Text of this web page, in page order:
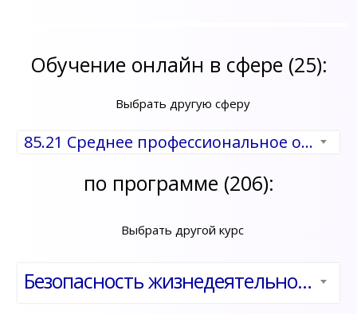
Обучение онлайн в сфере (25):
Выбрать другую сферу
85.21 Среднее профессиональное образование
по программе (206):
Выбрать другой курс
Безопасность жизнедеятельности в организациях профессионального образования